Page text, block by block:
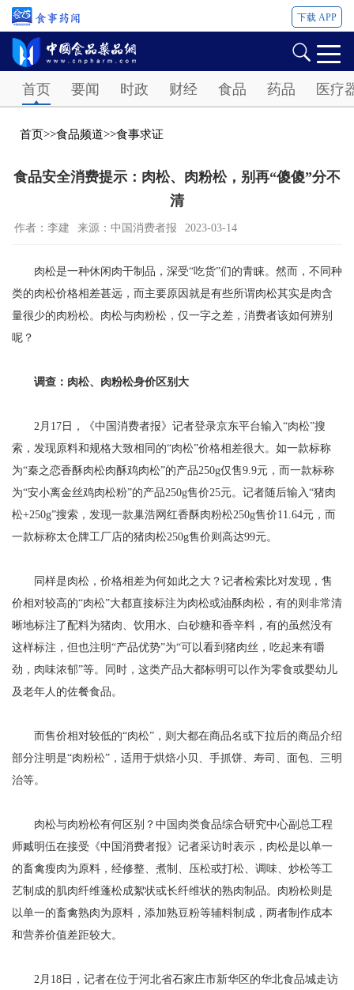
下载 APP
首页 要闻 时政 财经 食品 药品 医疗
首页>>食品频道>>食事求证
食品安全消费提示：肉松、肉粉松，别再“傻傻”分不
清
作者：李建 来源：中国消费者报 2023-03-14
肉松是一种休闲肉干制品，深受“吃货”们的青睐。然而，不同种
类的肉松价格相差甚远，而主要原因就是有些所谓肉松其实是肉含
量很少的肉粉松。肉松与肉粉松，仅一字之差，消费者该如何辨别
呢？
调查：肉松、肉粉松身价区别大
2月17日，《中国消费者报》记者登录京东平台输入“肉松”搜
索，发现原料和规格大致相同的“肉松”价格相差很大。如一款标称
为“秦之恋香酥肉松肉酥鸡肉松”的产品250g仅售9.9元，而一款标称
为“安小离金丝鸡肉松粉”的产品250g售价25元。记者随后输入“猪肉
松+250g”搜索，发现一款巢浩网红香酥肉粉松250g售价11.64元，而
一款标称太仓牌工厂店的猪肉松250g售价则高达99元。
同样是肉松，价格相差为何如此之大？记者检索比对发现，售
价相对较高的“肉松”大都直接标注为肉松或油酥肉松，有的则非常清
晰地标注了配料为猪肉、饮用水、白砂糖和香辛料，有的虽然没有
这样标注，但也注明“产品优势”为“可以看到猪肉丝，吃起来有嚼
劲，肉味浓郁”等。同时，这类产品大都标明可以作为零食或婴幼儿
及老年人的佐餐食品。
而售价相对较低的“肉松”，则大都在商品名或下拉后的商品介绍
部分注明是“肉粉松”，适用于烘焙小贝、手抓饼、寿司、面包、三明
治等。
肉松与肉粉松有何区别？中国肉类食品综合研究中心副总工程
师臧明伍在接受《中国消费者报》记者采访时表示，肉松是以单一
的畜禽瘦肉为原料，经修整、煮制、压松或打松、调味、炒松等工
艺制成的肌肉纤维蓬松成絮状或长纤维状的熟肉制品。肉粉松则是
以单一的畜禽熟肉为原料，添加熟豆粉等辅料制成，两者制作成本
和营养价值差距较大。
2月18日，记者在位于河北省石家庄市新华区的华北食品城走访